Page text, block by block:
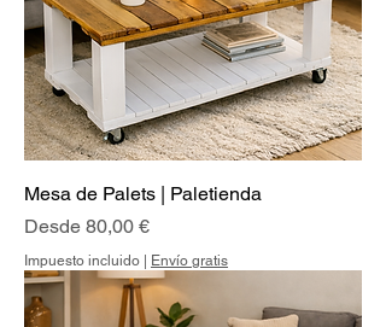
Mesa de Palets | Paletienda
Desde 80,00 €
Precio de oferta
Impuesto incluido Envío gratis